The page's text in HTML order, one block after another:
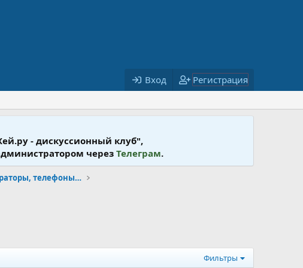
Вход Регистрация
- дискусcионный клуб",
через Телеграм.
Мобильная связь: операторы, телефоны, КПК, аксессуары
Фильтры